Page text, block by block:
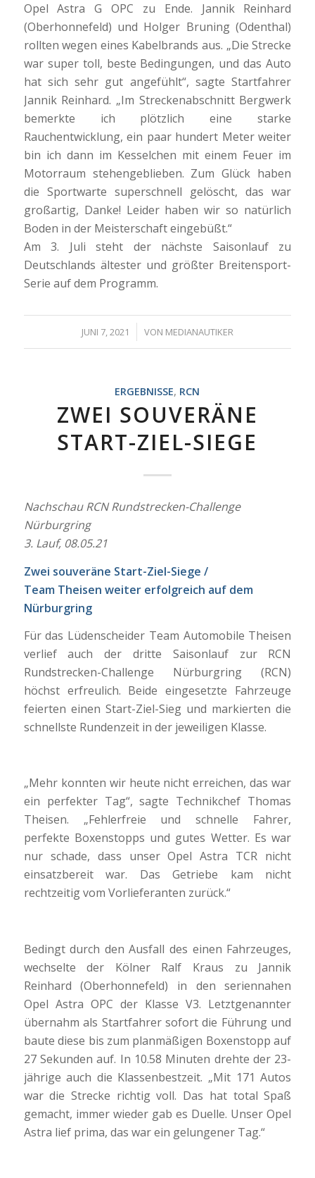
Opel Astra G OPC zu Ende. Jannik Reinhard
(Oberhonnefeld) und Holger Bruning (Odenthal)
rollten wegen eines Kabelbrands aus. „Die Strecke
war super toll, beste Bedingungen, und das Auto
hat sich sehr gut angefühlt“, sagte Startfahrer
Jannik Reinhard. „Im Streckenabschnitt Bergwerk
bemerkte ich plötzlich eine starke
Rauchentwicklung, ein paar hundert Meter weiter
bin ich dann im Kesselchen mit einem Feuer im
Motorraum stehengeblieben. Zum Glück haben
die Sportwarte superschnell gelöscht, das war
großartig, Danke! Leider haben wir so natürlich
Boden in der Meisterschaft eingebüßt.“
Am 3. Juli steht der nächste Saisonlauf zu
Deutschlands ältester und größter Breitensport-
Serie auf dem Programm.
JUNI 7, 2021
/ VON MEDIANAUTIKER
ERGEBNISSE, RCN
ZWEI SOUVERÄNE
START-ZIEL-SIEGE
Nachschau RCN Rundstrecken-Challenge
Nürburgring
3. Lauf, 08.05.21
Zwei souveräne Start-Ziel-Siege /
Team Theisen weiter erfolgreich auf dem
Nürburgring
Für das Lüdenscheider Team Automobile Theisen
verlief auch der dritte Saisonlauf zur RCN
Rundstrecken-Challenge Nürburgring (RCN)
höchst erfreulich. Beide eingesetzte Fahrzeuge
feierten einen Start-Ziel-Sieg und markierten die
schnellste Rundenzeit in der jeweiligen Klasse.
„Mehr konnten wir heute nicht erreichen, das war
ein perfekter Tag“, sagte Technikchef Thomas
Theisen. „Fehlerfreie und schnelle Fahrer,
perfekte Boxenstopps und gutes Wetter. Es war
nur schade, dass unser Opel Astra TCR nicht
einsatzbereit war. Das Getriebe kam nicht
rechtzeitig vom Vorlieferanten zurück.“
Bedingt durch den Ausfall des einen Fahrzeuges,
wechselte der Kölner Ralf Kraus zu Jannik
Reinhard (Oberhonnefeld) in den seriennahen
Opel Astra OPC der Klasse V3. Letztgenannter
übernahm als Startfahrer sofort die Führung und
baute diese bis zum planmäßigen Boxenstopp auf
27 Sekunden auf. In 10.58 Minuten drehte der 23-
jährige auch die Klassenbestzeit. „Mit 171 Autos
war die Strecke richtig voll. Das hat total Spaß
gemacht, immer wieder gab es Duelle. Unser Opel
Astra lief prima, das war ein gelungener Tag.“